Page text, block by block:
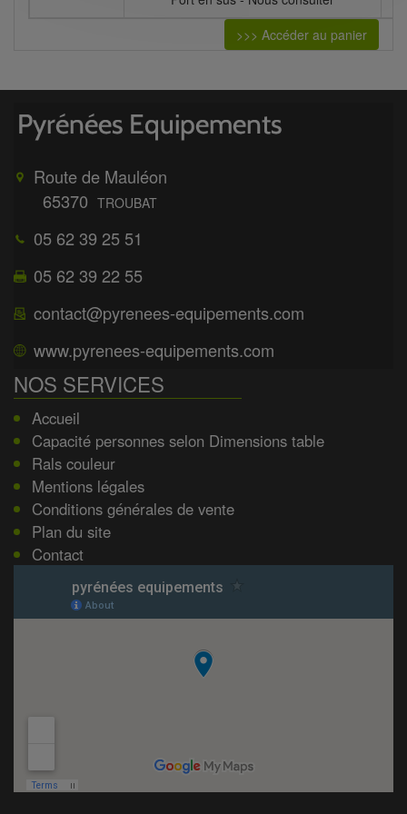
>>> Accéder au panier
Route de Mauléon
65370 TROUBAT
05 62 39 25 51
05 62 39 22 55
contact@pyrenees-equipements.com
www.pyrenees-equipements.com
NOS SERVICES
Accueil
Capacité personnes selon Dimensions table
Rals couleur
Mentions légales
Conditions générales de vente
Plan du site
Contact